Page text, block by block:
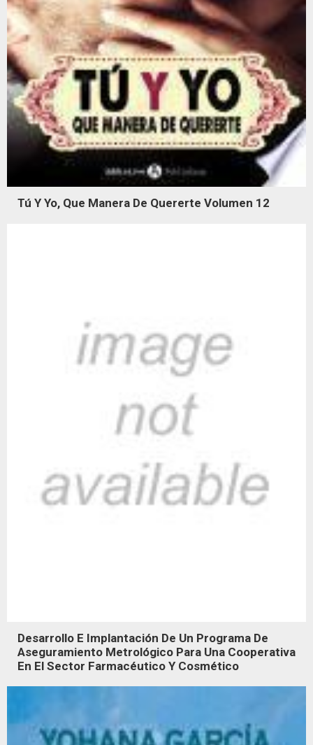
Tú Y Yo, Que Manera De Quererte Volumen 12
Desarrollo E Implantación De Un Programa De
Aseguramiento Metrológico Para Una Cooperativa
En El Sector Farmacéutico Y Cosmético